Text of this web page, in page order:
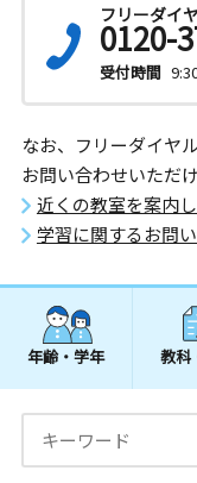
フリーダイ
0120-
受付時間
なお、フリーダイヤ
お問い合わせいただけ
近くの教室を案内
学習に関するお問
年齢・学年 教科